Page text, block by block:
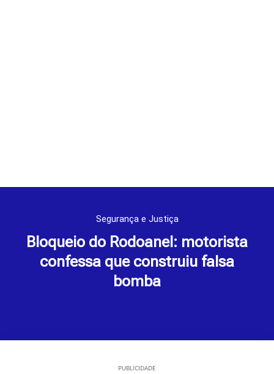
Segurança e Justiça
Bloqueio do Rodoanel: motorista
confessa que construiu falsa
bomba
PUBLICIDADE